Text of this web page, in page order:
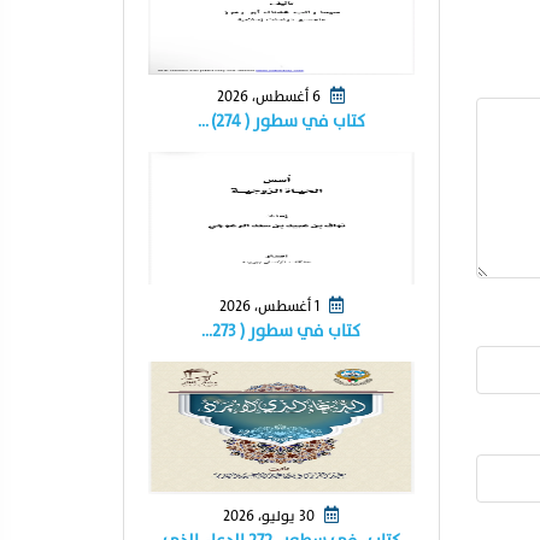
كتاب في سطور ( ٢٧٤) …
1 أغسطس، 2026
كتاب في سطور ( ٢٧٣…